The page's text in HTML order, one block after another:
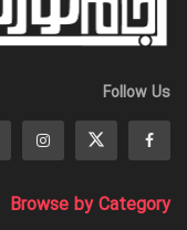
Follow Us
Browse by Category